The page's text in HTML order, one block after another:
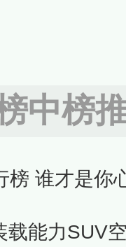
中榜
榜 谁才是你
载能力SUV